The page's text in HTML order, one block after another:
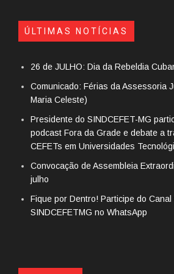
ÚLTIMAS NOTÍCIAS
26 de JULHO: Dia da Rebeldia
Comunicado: Férias da Assessoria
Maria Celeste)
Presidente do SINDCEFET-MG
podcast Fora da Grade e debate a
CEFETs em Universidades
Convocação de Assembleia
julho
Fique por Dentro! Participe do Canal
SINDCEFETMG no WhatsApp